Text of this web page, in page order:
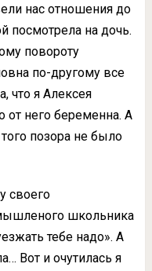
нас отношения до
посмотрела на дочь.
повороту
по-другому все
что я Алексея
от него беременна. А
позора не было
своего
школьника
тебе надо». А
Вот и очутилась я